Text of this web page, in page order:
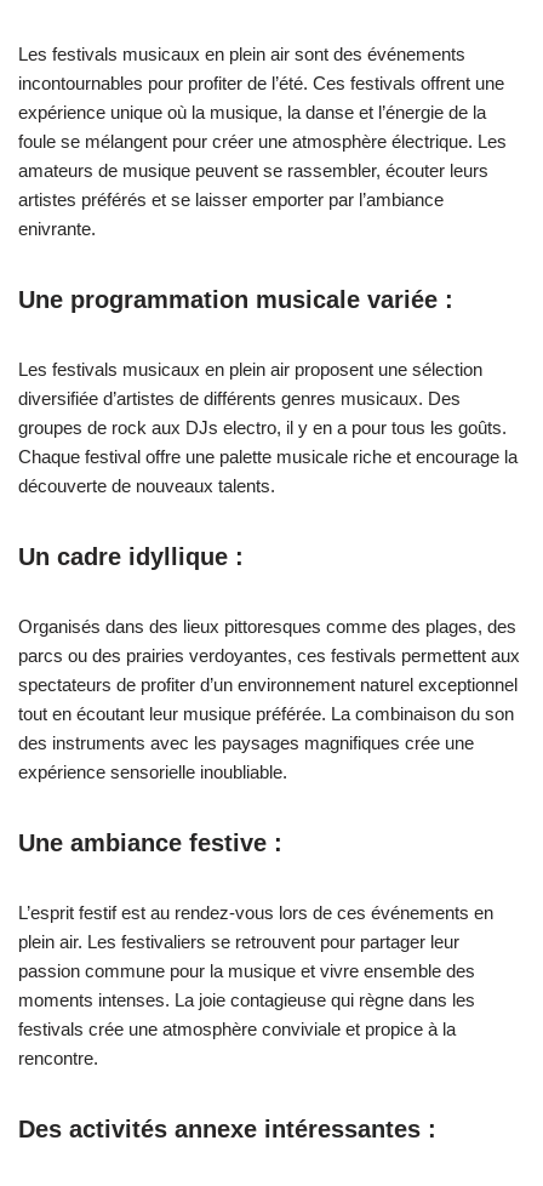
Les festivals musicaux en plein air sont des événements
incontournables pour profiter de l’été. Ces festivals offrent une
expérience unique où la musique, la danse et l’énergie de la
foule se mélangent pour créer une atmosphère électrique. Les
amateurs de musique peuvent se rassembler, écouter leurs
artistes préférés et se laisser emporter par l’ambiance
enivrante.
Une programmation musicale variée :
Les festivals musicaux en plein air proposent une sélection
diversifiée d’artistes de différents genres musicaux. Des
groupes de rock aux DJs electro, il y en a pour tous les goûts.
Chaque festival offre une palette musicale riche et encourage la
découverte de nouveaux talents.
Un cadre idyllique :
Organisés dans des lieux pittoresques comme des plages, des
parcs ou des prairies verdoyantes, ces festivals permettent aux
spectateurs de profiter d’un environnement naturel exceptionnel
tout en écoutant leur musique préférée. La combinaison du son
des instruments avec les paysages magnifiques crée une
expérience sensorielle inoubliable.
Une ambiance festive :
L’esprit festif est au rendez-vous lors de ces événements en
plein air. Les festivaliers se retrouvent pour partager leur
passion commune pour la musique et vivre ensemble des
moments intenses. La joie contagieuse qui règne dans les
festivals crée une atmosphère conviviale et propice à la
rencontre.
Des activités annexe intéressantes :